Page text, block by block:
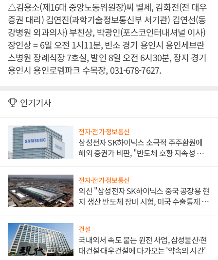
△김용소(제16대 중앙노동위원장)씨 별세, 김화전(전 대우
증권 대리) 김연진(과학기술정보통신부 서기관) 김연선(동
강병원 외과의사) 부친상, 박광인(포스코인터내셔널 이사)
장인상 = 6일 오전 1시11분, 빈소 경기 용인시 용인세브란
스병원 장례식장 7호실, 발인 8일 오전 6시30분, 장지 경기
용인시 용인로뎀파크 수목장, 031-678-7627.
인기기사
전자·전기·정보통신
삼성전자 SK하이닉스 소극적 주주환원에
해외 증권가 비판, "반도체 호황 지속성 의
전자·전기·정보통신
외신 "삼성전자 SK하이닉스 중국 공장용 현
지 생산 반도체 장비 시험, 미국 수출통제 대
건설
국내외서 속도 붙는 원전 사업, 삼성물산·현
대건설·대우건설에 다가오는 '약속의 시간'